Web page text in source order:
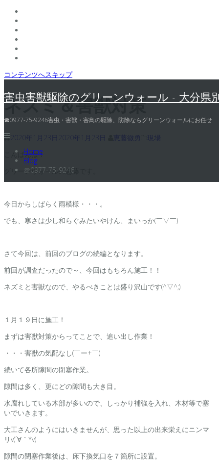
コンテンツへスキップ
害虫害獣駆除のグリーンウォール - 大分県
☎0977-75-9246害虫・害獣・害鳥の駆除、防除ならグリーンウォールにお任せ
Home
Blog
☏0977-75-9246
ネズミ＆害獣対策
2020年1月23日 2020年1月23日 恵藤徹勇
現場
こんばんは！
グリーンウォールの惠藤です。
今日からしばらく雨模様・・・。
でも、寒さは少し和らぐみたいやけん、まいっか(￣▽￣)
さて今回は、前回のブログの続編となります。
前回が調査だったので～、今回はもちろん施工！！
ネズミと害獣なので、やるべきことは盛り沢山です(^▽^;)
１月１９日に施工！
まずは害獣対策からってことで、追い出し作業！
・・・害獣の気配なし(￣ー+￣)
続いて各所隙間の閉塞作業。
隙間は多く、更にどの隙間も大き目。
水腐れしている木部が多いので、しっかり補強を入れ、木材等で塞
いでいきます。
大工さんのようにはいきませんが、思った以上の出来栄えにニンマ
リv(´∀｀*v)
隙間の閉塞作業後は、床下換気口を７箇所に設置。